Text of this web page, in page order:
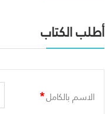
أطلب الكتاب
الاسم بالكامل*